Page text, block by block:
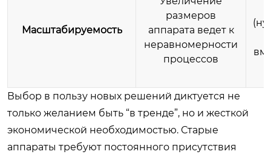
Масштабируемость
размеров
аппарата ведет к
неравномерности
процессов
Выбор в пользу новых решений диктуется не
только желанием быть “в тренде”, но и жесткой
экономической необходимостью. Старые
аппараты требуют постоянного присутствия